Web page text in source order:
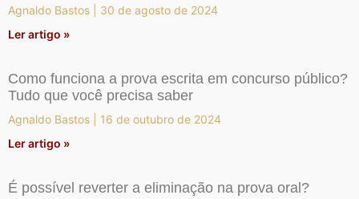
Agnaldo Bastos
30 de agosto de 2024
Ler artigo »
Como funciona a prova escrita em concurso público?
Tudo que você precisa saber
Agnaldo Bastos
16 de outubro de 2024
Ler artigo »
É possível reverter a eliminação na prova oral?